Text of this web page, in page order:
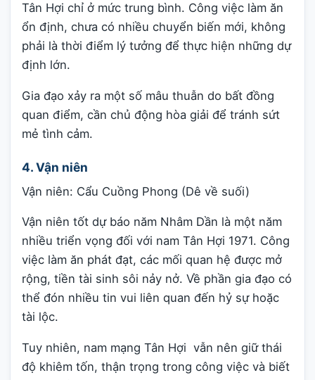
Tân Hợi chỉ ở mức trung bình. Công việc làm ăn
ổn định, chưa có nhiều chuyển biến mới, không
phải là thời điểm lý tưởng để thực hiện những dự
định lớn.
Gia đạo xảy ra một số mâu thuẫn do bất đồng
quan điểm, cần chủ động hòa giải để tránh sứt
mẻ tình cảm.
4. Vận niên
Vận niên: Cẩu Cuồng Phong (Dê về suối)
Vận niên tốt dự báo năm Nhâm Dần là một năm
nhiều triển vọng đối với nam Tân Hợi 1971. Công
việc làm ăn phát đạt, các mối quan hệ được mở
rộng, tiền tài sinh sôi nảy nở. Về phần gia đạo có
thể đón nhiều tin vui liên quan đến hỷ sự hoặc
tài lộc.
Tuy nhiên, nam mạng Tân Hợi vẫn nên giữ thái
độ khiêm tốn, thận trọng trong công việc và biết